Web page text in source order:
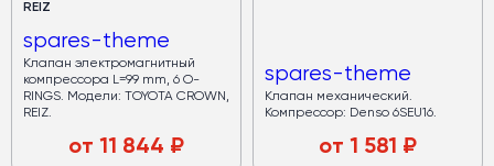
REIZ
spares-theme
Клапан электромагнитный
компрессора L=99 mm, 6 O-
RINGS. Модели: TOYOTA CROWN,
REIZ.
от 11 844 ₽
spares-theme
Клапан механический.
Компрессор: Denso 6SEU16.
от 1 581 ₽